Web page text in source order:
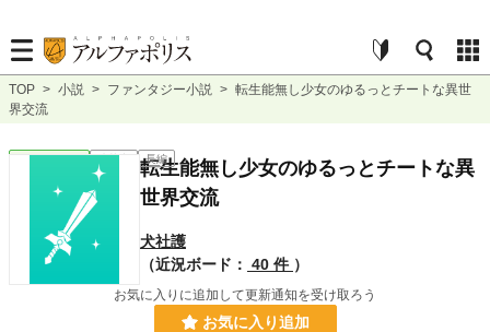
TOP > 小説 > ファンタジー小説 > 転生能無し少女のゆるっとチートな異世
界交流
ファンタジー 連載中 長編
転生能無し少女のゆるっとチートな異
世界交流
犬社護
（近況ボード： 40 件 ）
お気に入りに追加して更新通知を受け取ろう
お気に入り追加